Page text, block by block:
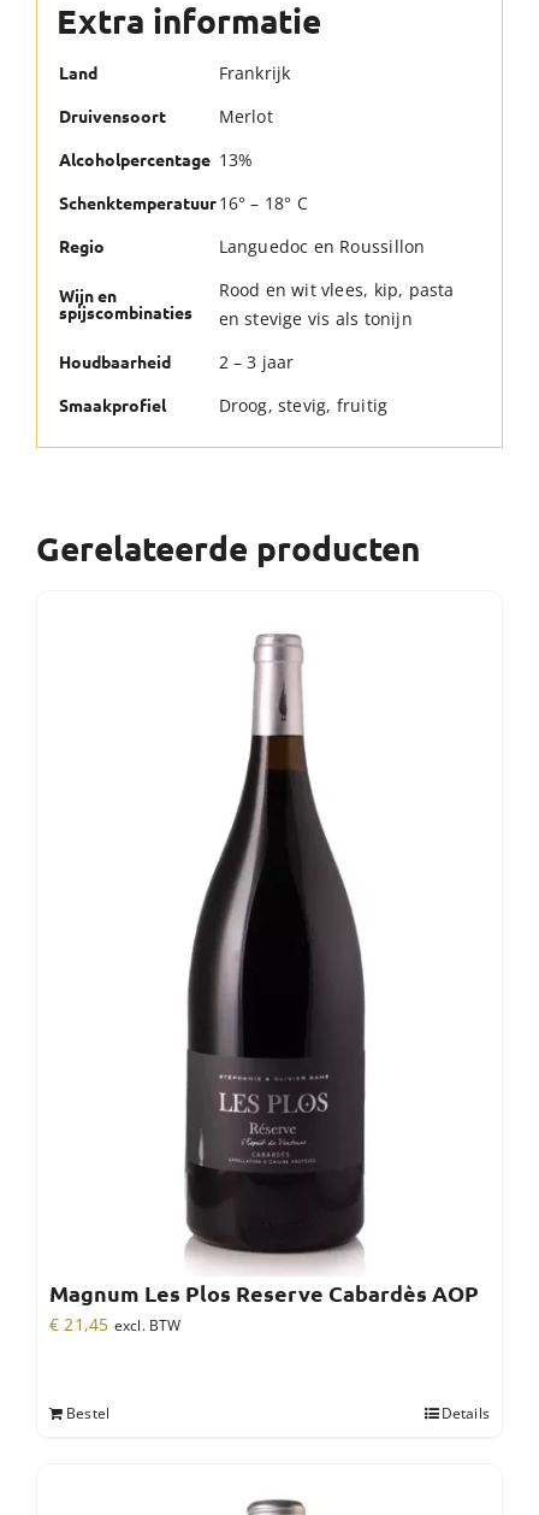
Extra informatie
Land Frankrijk
Druivensoort Merlot
Alcoholpercentage 13%
Schenktemperatuur 16° – 18° C
Regio Languedoc en Roussillon
Wijn en
spijscombinaties
Rood en wit vlees, kip, pasta
en stevige vis als tonijn
Houdbaarheid 2 – 3 jaar
Smaakprofiel Droog, stevig, fruitig
Gerelateerde producten
Magnum Les Plos Reserve Cabardès AOP
€ 21,45 excl. BTW
Bestel Details